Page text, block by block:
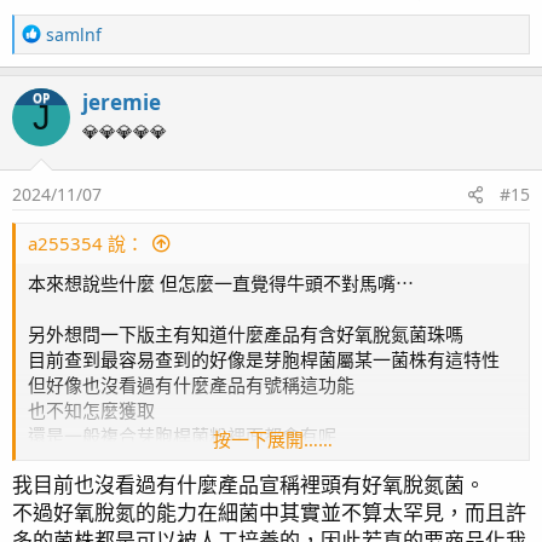
R
e
c
t
i
o
n
：
samlnf
OP
J jeremie
💎💎💎💎💎
2024/11/07 #15
a255354 說：
本來想說些什麼 但怎麼一直覺得牛頭不對馬嘴⋯
另外想問一下版主有知道什麼產品有含好氧脫氮菌珠嗎
目前查到最容易查到的好像是芽胞桿菌屬某一菌株有這特性
但好像也沒看過有什麼產品有號稱這功能
也不知怎麼獲取
還是一般複合芽胞桿菌粉裡面都會有呢
但要厭氧又有光照 缸中環境感覺好難
按一下展開……
我目前也沒看過有什麼產品宣稱裡頭有好氧脫氮菌。
不過好氧脫氮的能力在細菌中其實並不算太罕見，而且許